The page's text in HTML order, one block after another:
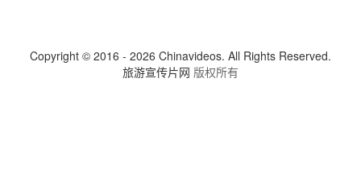
Copyright © 2016 - 2026 Chinavideos. All Rights Reserved.
旅游宣传片网 版权所有